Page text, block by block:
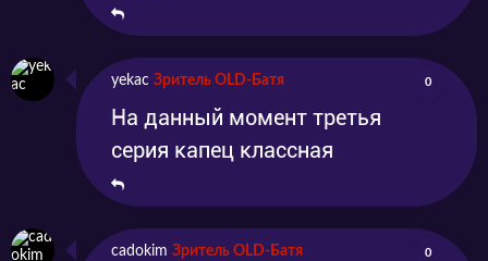
yekac Зритель OLD-Батя 0
На данный момент третья
серия капец классная
cadokim Зритель OLD-Батя 0